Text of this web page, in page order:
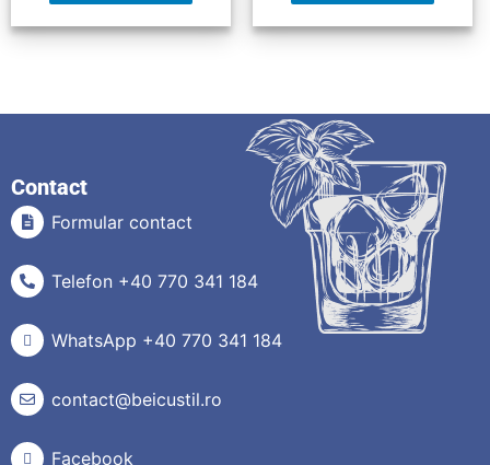
Contact
Formular contact
Telefon +40 770 341 184
WhatsApp +40 770 341 184
contact@beicustil.ro
Facebook